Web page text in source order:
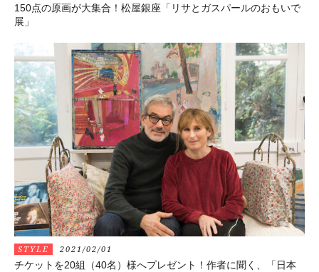
150点の原画が大集合！松屋銀座「リサとガスパールのおもいで
展」
STYLE 2021/02/01
チケットを20組（40名）様へプレゼント！作者に聞く、「日本